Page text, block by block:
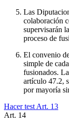
Las
colaboración
supervisarán
proceso de
El convenio
simple de
fusionados.
artículo 47.2,
por mayoría
Hacer test Art. 13
Art. 14